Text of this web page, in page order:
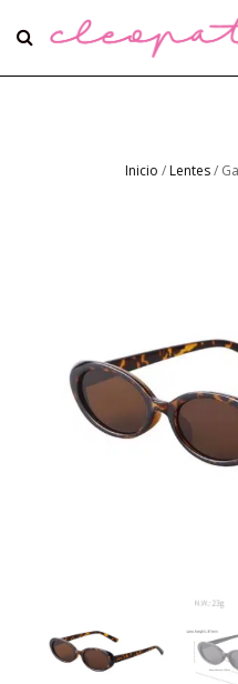
Inicio / Lentes/